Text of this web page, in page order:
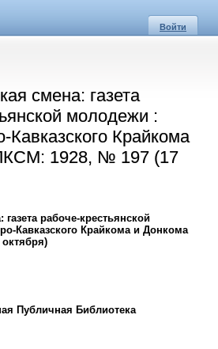
Войти
смена: газета
молодежи :
Кавказского Крайкома
1928, № 197 (17
рабоче-крестьянской
Кавказского Крайкома и Донкома
Публичная Библиотека